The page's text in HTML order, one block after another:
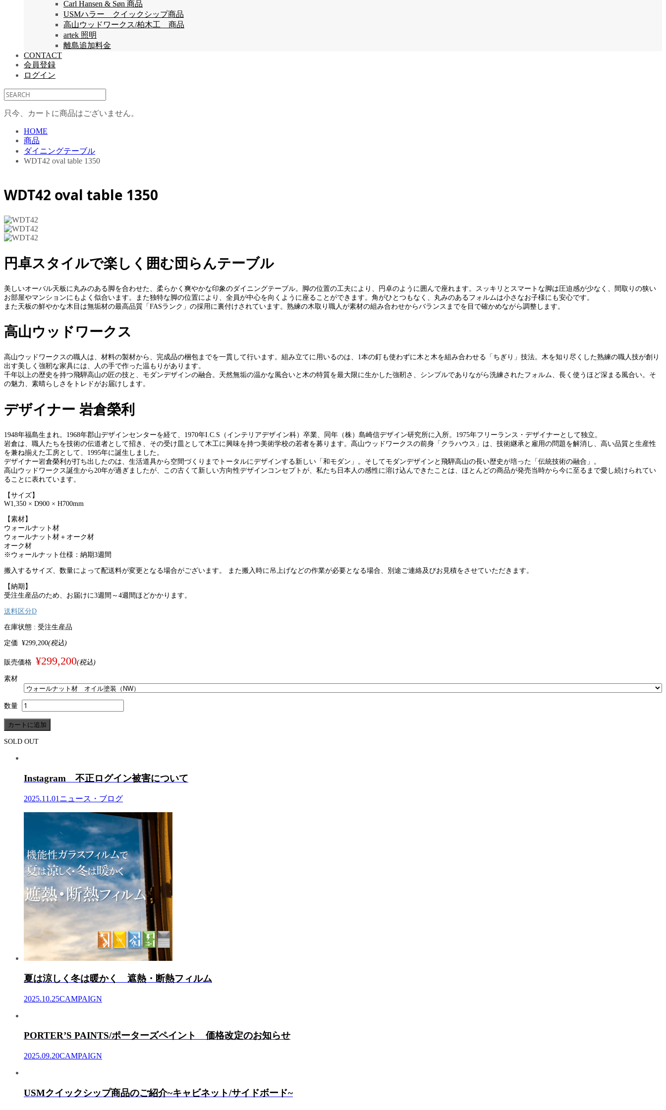
Carl Hansen & Søn 商品
USMハラー クイックシップ商品
高山ウッドワークス/柏木工 商品
artek 照明
離島追加料金
CONTACT
会員登録
ログイン
只今、カートに商品はございません。
HOME
商品
ダイニングテーブル
WDT42 oval table 1350
WDT42 oval table 1350
円卓スタイルで楽しく囲む団らんテーブル
美しいオーバル天板に丸みのある脚を合わせた、柔らかく爽やかな印象のダイニングテーブル。脚の位置の工夫により、円卓のように囲んで座れます。スッキリとスマートな脚は圧迫感が少なく、間取りの狭い
お部屋やマンションにもよく似合います。また独特な脚の位置により、全員が中心を向くように座ることができます。角がひとつもなく、丸みのあるフォルムは小さなお子様にも安心です。
また天板の鮮やかな木目は無垢材の最高品質「FASランク」の採用に裏付けされています。熟練の木取り職人が素材の組み合わせからバランスまでを目で確かめながら調整します。
高山ウッドワークス
高山ウッドワークスの職人は、材料の製材から、完成品の梱包までを一貫して行います。組み立てに用いるのは、1本の釘も使わずに木と木を組み合わせる「ちぎり」技法。木を知り尽くした熟練の職人技が創り
出す美しく強靭な家具には、人の手で作った温もりがあります。
千年以上の歴史を持つ飛騨高山の匠の技と、モダンデザインの融合。天然無垢の温かな風合いと木の特質を最大限に生かした強靭さ、シンプルでありながら洗練されたフォルム、長く使うほど深まる風合い。そ
の魅力、素晴らしさをトレドがお届けします。
デザイナー 岩倉榮利
1948年福島生まれ。1968年郡山デザインセンターを経て、1970年I.C.S（インテリアデザイン科）卒業、同年（株）島崎信デザイン研究所に入所。1975年フリーランス・デザイナーとして独立。
岩倉は、職人たちを技術の伝道者として招き、その受け皿として木工に興味を持つ美術学校の若者を募ります。高山ウッドワークスの前身「クラハウス」は、技術継承と雇用の問題を解消し、高い品質と生産性
を兼ね揃えた工房として、1995年に誕生しました。
デザイナー岩倉榮利が打ち出したのは、生活道具から空間づくりまでトータルにデザインする新しい「和モダン」。そしてモダンデザインと飛騨高山の長い歴史が培った「伝統技術の融合」。
高山ウッドワークス誕生から20年が過ぎましたが、この古くて新しい方向性デザインコンセプトが、私たち日本人の感性に溶け込んできたことは、ほとんどの商品が発売当時から今に至るまで愛し続けられてい
ることに表れています。
【サイズ】
W1,350 × D900 × H700mm
【素材】
ウォールナット材
ウォールナット材＋オーク材
オーク材
※ウォールナット仕様：納期3週間
搬入するサイズ、数量によって配送料が変更となる場合がございます。 また搬入時に吊上げなどの作業が必要となる場合、別途ご連絡及びお見積をさせていただきます。
【納期】
受注生産品のため、お届けに3週間～4週間ほどかかります。
送料区分D
在庫状態 : 受注生産品
定価 ¥299,200(税込)
販売価格 ¥299,200(税込)
素材
数量
SOLD OUT
Instagram 不正ログイン被害について
2025.11.01 ニュース・ブログ
夏は涼しく冬は暖かく 遮熱・断熱フィルム
2025.10.25CAMPAIGN
PORTER’S PAINTS/ポーターズペイント 価格改定のお知らせ
2025.09.20CAMPAIGN
USMクイックシップ商品のご紹介~キャビネット/サイドボード~